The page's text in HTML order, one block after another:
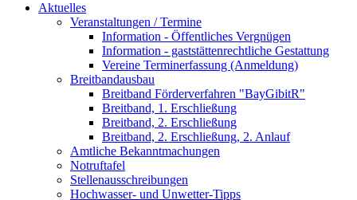
Aktuelles
Veranstaltungen / Termine
Information - Öffentliches Vergnügen
Information - gaststättenrechtliche Gestattung
Vereine Terminerfassung (Anmeldung)
Breitbandausbau
Breitband Förderverfahren "BayGibitR"
Breitband, 1. Erschließung
Breitband, 2. Erschließung
Breitband, 2. Erschließung, 2. Anlauf
Amtliche Bekanntmachungen
Notruftafel
Stellenausschreibungen
Hochwasser- und Unwetter-Tipps